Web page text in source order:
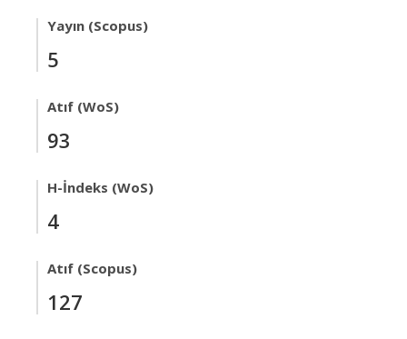
Yayın (Scopus)
5
Atıf (WoS)
93
H-İndeks (WoS)
4
Atıf (Scopus)
127